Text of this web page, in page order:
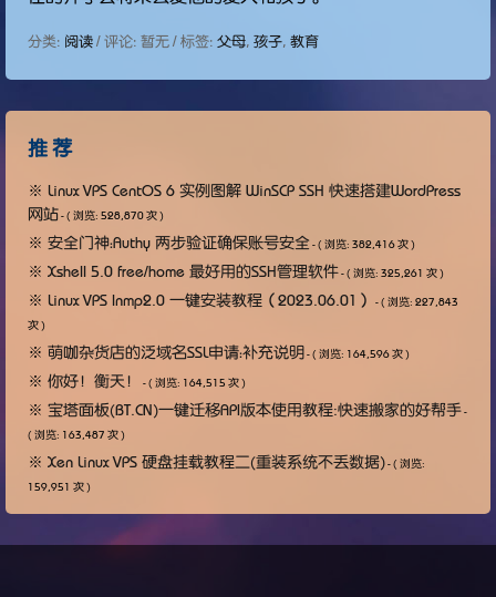
分类: 阅读 / 评论: 暂无 / 标签: 父母, 孩子, 教育
推 荐
※ Linux VPS CentOS 6 实例图解 WinSCP SSH 快速搭建WordPress
网站 - ( 浏览: 528,870 次 )
※ 安全门神：Authy 两步验证确保账号安全 - ( 浏览: 382,416 次 )
※ Xshell 5.0 free/home 最好用的SSH管理软件 - ( 浏览: 325,261 次 )
※ Linux VPS lnmp2.0 一键安装教程（2023.06.01） - ( 浏览: 227,843
次 )
※ 萌咖杂货店的泛域名SSL申请：补充说明 - ( 浏览: 164,596 次 )
※ 你好！衡天！ - ( 浏览: 164,515 次 )
※ 宝塔面板(BT.CN)一键迁移API版本使用教程:快速搬家的好帮手 -
( 浏览: 163,487 次 )
※ Xen Linux VPS 硬盘挂载教程二(重装系统不丢数据) - ( 浏览:
159,951 次 )